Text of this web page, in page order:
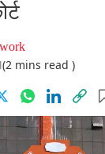
(2 mins read )